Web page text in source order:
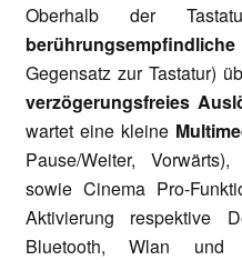
Oberhalb der
Gegensatz zur Tastatur)
verzögerungsfreies
wartet eine kleine
Pause/Weiter,
sowie Cinema Pro-
Aktivierung respektive
Bluetooth, Wlan und